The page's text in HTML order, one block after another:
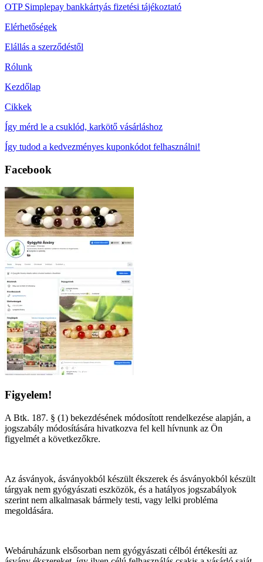
OTP Simplepay bankkártyás fizetési tájékoztató
Elérhetőségek
Elállás a szerződéstől
Rólunk
Kezdőlap
Cikkek
Így mérd le a csuklód, karkötő vásárláshoz
Így tudod a kedvezményes kuponkódot felhasználni!
Facebook
Figyelem!
A Btk. 187. § (1) bekezdésének módosított rendelkezése alapján, a
jogszabály módosítására hivatkozva fel kell hívnunk az Ön
figyelmét a következőkre.
Az ásványok, ásványokból készült ékszerek és ásványokból készült
tárgyak nem gyógyászati eszközök, és a hatályos jogszabályok
szerint nem alkalmasak bármely testi, vagy lelki probléma
megoldására.
Webáruházunk elsősorban nem gyógyászati célból értékesíti az